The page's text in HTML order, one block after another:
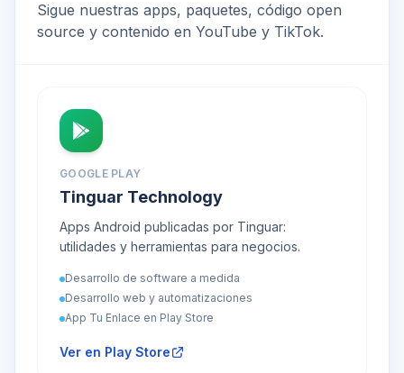
Sigue nuestras apps, paquetes, código open
source y contenido en YouTube y TikTok.
GOOGLE PLAY
Tinguar Technology
Apps Android publicadas por Tinguar:
utilidades y herramientas para negocios.
Desarrollo de software a medida
Desarrollo web y automatizaciones
App Tu Enlace en Play Store
Ver en Play Store